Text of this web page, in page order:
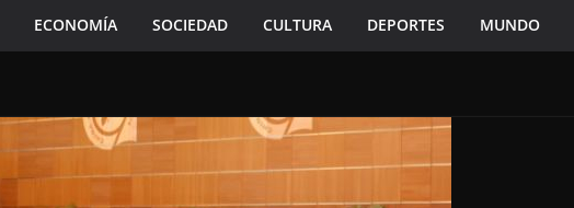
ECONOMÍA SOCIEDAD CULTURA DEPORTES MUNDO